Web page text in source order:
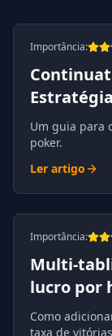
Importância:
Um guia para
poker.
Ler artigo
Importância:
Multi-
lucro por
Como
taxa de